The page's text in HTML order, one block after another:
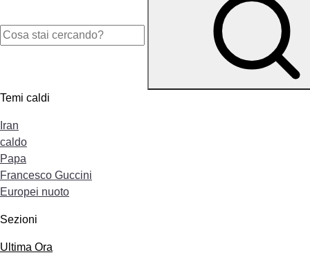
Temi caldi
Iran
caldo
Papa
Francesco Guccini
Europei nuoto
Sezioni
Ultima Ora